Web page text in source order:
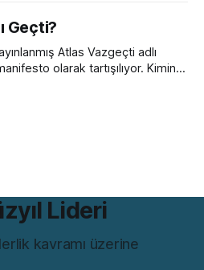
hazırlık sürecini hızlıca
mekik, 2 şınav, 3-4 mekik,
Geçti?
Atlas Vazgeçti adlı
olarak tartışılıyor. Kimine
ötesinde, romanın bugünün iş
Lideri
kavramı üzerine